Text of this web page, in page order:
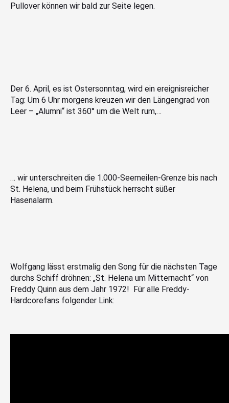
Pullover können wir bald zur Seite legen.
Der 6. April, es ist Ostersonntag, wird ein ereignisreicher
Tag: Um 6 Uhr morgens kreuzen wir den Längengrad von
Leer – „Alumni“ ist 360° um die Welt rum,…
… wir unterschreiten die 1.000-Seemeilen-Grenze bis nach
St. Helena, und beim Frühstück herrscht süßer
Hasenalarm.
Wolfgang lässt erstmalig den Song für die nächsten Tage
durchs Schiff dröhnen: „St. Helena um Mitternacht“ von
Freddy Quinn aus dem Jahr 1972! Für alle Freddy-
Hardcorefans folgender Link: